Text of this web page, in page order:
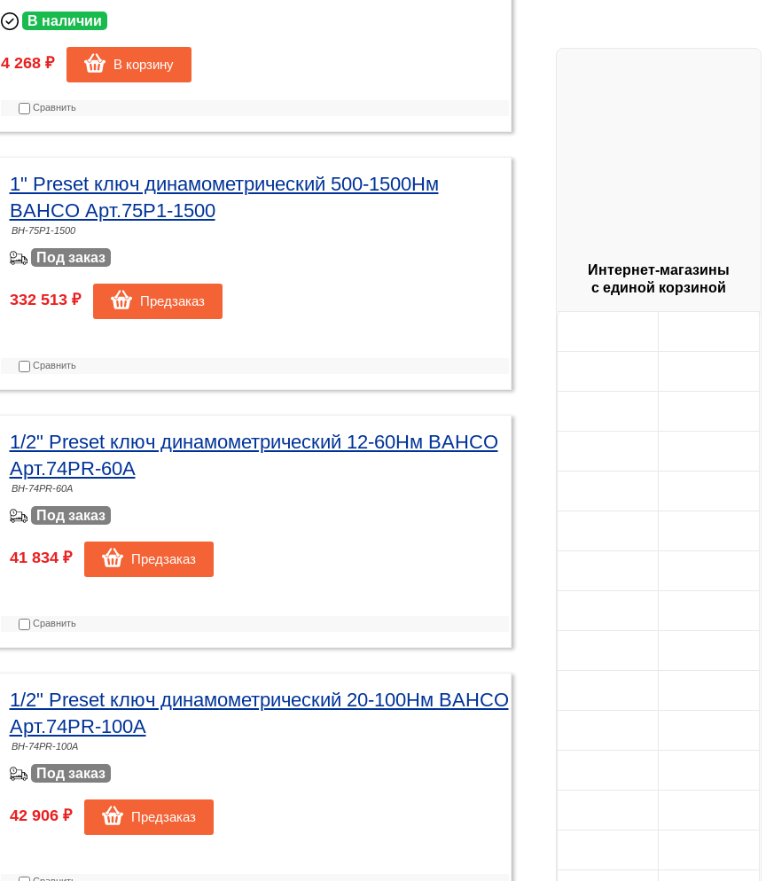
В наличии
4 268 ₽ В корзину
Сравнить
1" Preset ключ динамометрический 500-1500Нм
BAHCO Арт.75P1-1500
BH-75P1-1500
Под заказ
332 513 ₽ Предзаказ
Сравнить
1/2" Preset ключ динамометрический 12-60Нм BAHCO
Арт.74PR-60A
BH-74PR-60A
Под заказ
41 834 ₽ Предзаказ
Сравнить
1/2" Preset ключ динамометрический 20-100Нм BAHCO
Арт.74PR-100A
BH-74PR-100A
Под заказ
42 906 ₽ Предзаказ
Интернет-магазины
с единой корзиной